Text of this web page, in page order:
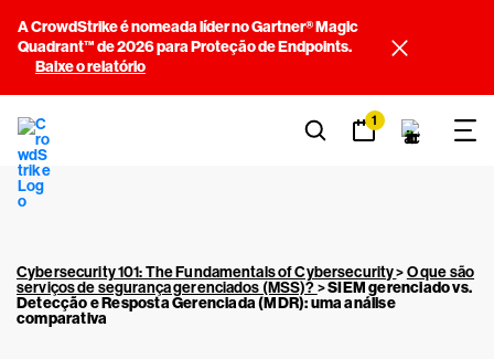
A CrowdStrike é nomeada líder no Gartner® Magic
Quadrant™ de 2026 para Proteção de Endpoints.
Baixe o relatório
1
Cybersecurity 101: The Fundamentals of Cybersecurity>O que são
serviços de segurança gerenciados (MSS)?>SIEM gerenciado vs.
Detecção e Resposta Gerenciada (MDR): uma análise
comparativa